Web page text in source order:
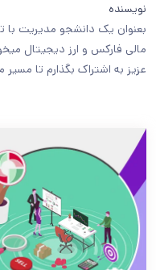
نویسنده
بعنوان یک دانشجو مدیریت با
مالی فارکس و ارز دیجیتال
عزیز به اشتراک بگذارم تا